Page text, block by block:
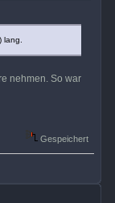
nehmen. So war
Gespeichert